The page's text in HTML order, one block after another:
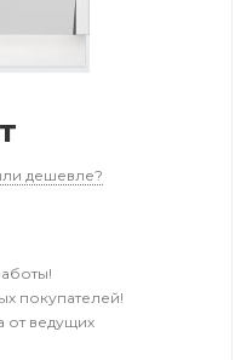
дешевле?
покупателей!
от ведущих